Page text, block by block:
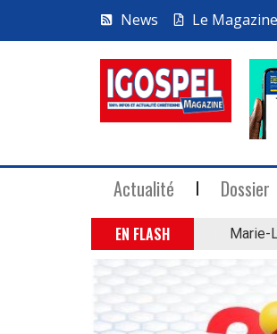
News Le Magazine
Actualité Dossier
EN FLASH Marie-